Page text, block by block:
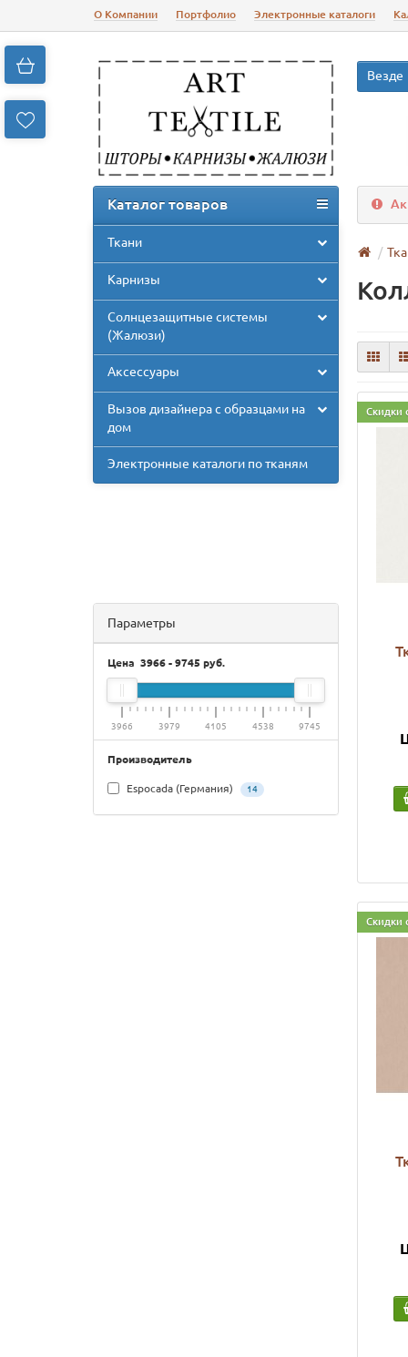
О Компании Портфолио Электронные каталоги
Везде
Каталог товаров
Ткани
Карнизы
Солнцезащитные системы
(Жалюзи)
Аксессуары
Вызов дизайнера с образцами на
дом
Электронные каталоги по тканям
Параметры
Цена 3966 - 9745 руб.
3966 3979 4105 4538 9745
Производитель
Espocada (Германия) 14
Скидки
Скидки